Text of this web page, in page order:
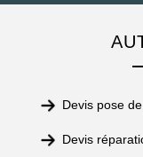
Devis pose
Devis